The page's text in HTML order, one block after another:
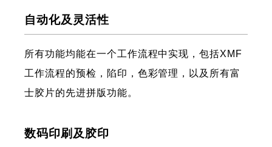
自动化及灵活性
所有功能均能在一个工作流程中实现，包括XMF
工作流程的预检，陷印，色彩管理，以及所有富
士胶片的先进拼版功能。
数码印刷及胶印